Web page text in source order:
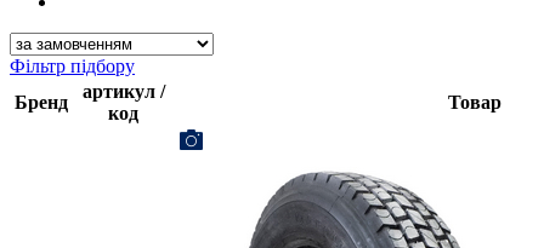
Фільтр підбору
Бренд
артикул /
код
Товар